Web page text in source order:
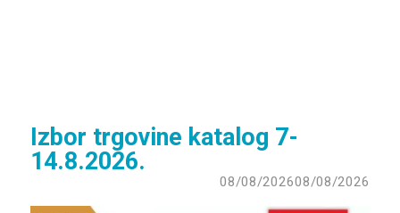
Izbor trgovine katalog 7-
14.8.2026.
08/08/202608/08/2026